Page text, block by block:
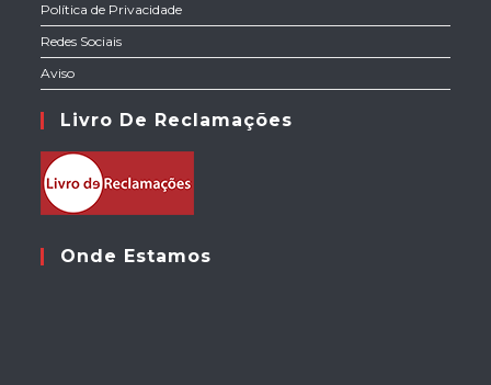
Política de Privacidade
Redes Sociais
Aviso
Livro De Reclamações
Onde Estamos